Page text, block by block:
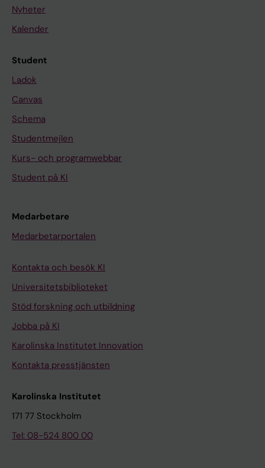
Nyheter
Kalender
Student
Ladok
Canvas
Schema
Studentmejlen
Kurs- och programwebbar
Student på KI
Medarbetare
Medarbetarportalen
Kontakta och besök KI
Universitetsbiblioteket
Stöd forskning och utbildning
Jobba på KI
Karolinska Institutet Innovation
Kontakta presstjänsten
Karolinska Institutet
171 77 Stockholm
Tel: 08-524 800 00